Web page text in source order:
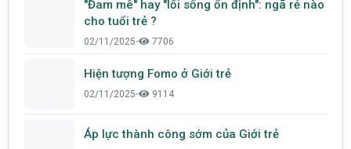
"Đam mê" hay "lối sống ổn định": ngã rẻ nào
cho tuổi trẻ ?
02/11/2025• 7706
Hiện tượng Fomo ở Giới trẻ
02/11/2025• 9114
Áp lực thành công sớm của Giới trẻ